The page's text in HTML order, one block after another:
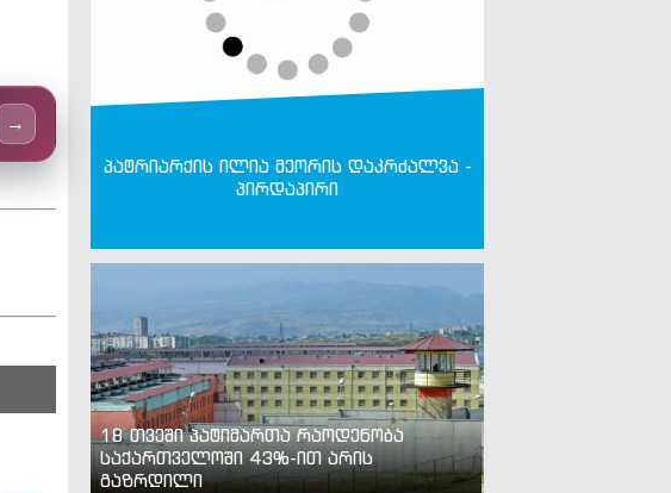
→
პატრიარქის ილია მეორის დაკრძალვა -
პირდაპირი
18 თვეში პატიმართა რაოდენობა
საქართველოში 43%-ით არის
გაზრდილი